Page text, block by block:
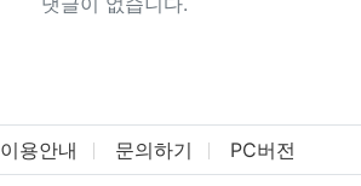
이용안내 문의하기 PC버전